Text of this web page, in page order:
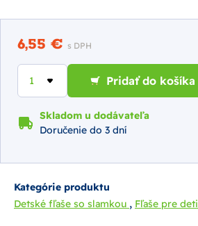
6,55 € s DPH
Pridať do košíka
Skladom u dodávateľa
Doručenie do 3 dní
Kategórie produktu
Detské fľaše so slamkou , Fľaše pre deti